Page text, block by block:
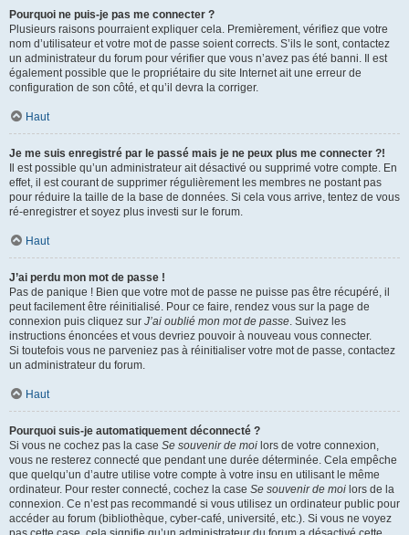
Pourquoi ne puis-je pas me connecter ?
Plusieurs raisons pourraient expliquer cela. Premièrement, vérifiez que votre
nom d’utilisateur et votre mot de passe soient corrects. S’ils le sont, contactez
un administrateur du forum pour vérifier que vous n’avez pas été banni. Il est
également possible que le propriétaire du site Internet ait une erreur de
configuration de son côté, et qu’il devra la corriger.
Haut
Je me suis enregistré par le passé mais je ne peux plus me connecter ?!
Il est possible qu’un administrateur ait désactivé ou supprimé votre compte. En
effet, il est courant de supprimer régulièrement les membres ne postant pas
pour réduire la taille de la base de données. Si cela vous arrive, tentez de vous
ré-enregistrer et soyez plus investi sur le forum.
Haut
J’ai perdu mon mot de passe !
Pas de panique ! Bien que votre mot de passe ne puisse pas être récupéré, il
peut facilement être réinitialisé. Pour ce faire, rendez vous sur la page de
connexion puis cliquez sur J’ai oublié mon mot de passe. Suivez les
instructions énoncées et vous devriez pouvoir à nouveau vous connecter.
Si toutefois vous ne parveniez pas à réinitialiser votre mot de passe, contactez
un administrateur du forum.
Haut
Pourquoi suis-je automatiquement déconnecté ?
Si vous ne cochez pas la case Se souvenir de moi lors de votre connexion,
vous ne resterez connecté que pendant une durée déterminée. Cela empêche
que quelqu’un d’autre utilise votre compte à votre insu en utilisant le même
ordinateur. Pour rester connecté, cochez la case Se souvenir de moi lors de la
connexion. Ce n’est pas recommandé si vous utilisez un ordinateur public pour
accéder au forum (bibliothèque, cyber-café, université, etc.). Si vous ne voyez